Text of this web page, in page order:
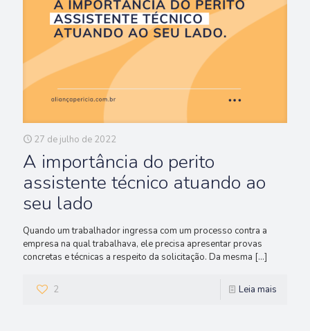
27 de julho de 2022
A importância do perito
assistente técnico atuando ao
seu lado
Quando um trabalhador ingressa com um processo contra a
empresa na qual trabalhava, ele precisa apresentar provas
concretas e técnicas a respeito da solicitação. Da mesma […]
2 Leia mais